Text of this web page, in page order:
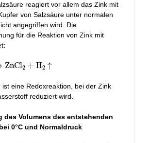
reagiert vor allem das Zink mit
von Salzsäure unter normalen
angegriffen wird. Die
für die Reaktion von Zink mit
ZnCl2 + H2 ↑
ist eine Redoxreaktion, bei der Zink
reduziert wird.
des Volumens des entstehenden
0°C und Normaldruck